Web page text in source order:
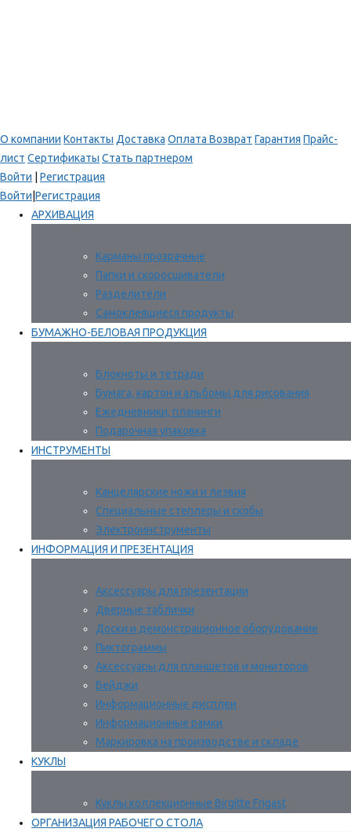
О компании Контакты Доставка Оплата Возврат Гарантия Прайс-
лист Сертификаты Стать партнером
Войти
Регистрация
Войти Регистрация
АРХИВАЦИЯ
Карманы прозрачные
Папки и скоросшиватели
Разделители
Самоклеящиеся продукты
БУМАЖНО-БЕЛОВАЯ ПРОДУКЦИЯ
Блокноты и тетради
Бумага, картон и альбомы для рисования
Ежедневники, планинги
Подарочная упаковка
ИНСТРУМЕНТЫ
Канцелярские ножи и лезвия
Специальные степлеры и скобы
Электроинструменты
ИНФОРМАЦИЯ И ПРЕЗЕНТАЦИЯ
Аксессуары для презентации
Дверные таблички
Доски и демонстрационное оборудование
Пиктограммы
Аксессуары для планшетов и мониторов
Бейджи
Информационные дисплеи
Информационные рамки
Маркировка на производстве и складе
КУКЛЫ
Куклы коллекционные Birgitte Frigast
ОРГАНИЗАЦИЯ РАБОЧЕГО СТОЛА